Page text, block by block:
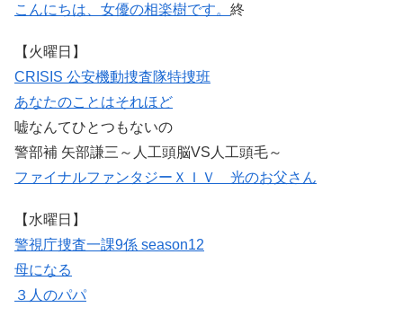
こんにちは、女優の相楽樹です。 終
【火曜日】
CRISIS 公安機動捜査隊特捜班
あなたのことはそれほど
嘘なんてひとつもないの
警部補 矢部謙三～人工頭脳VS人工頭毛～
ファイナルファンタジーＸＩＶ 光のお父さん
【水曜日】
警視庁捜査一課9係 season12
母になる
３人のパパ